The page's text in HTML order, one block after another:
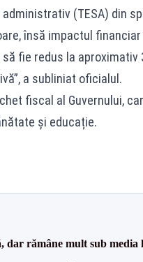
(TESA) din
însă impactul financiar
fie redus la aproximativ
a subliniat oficialul.
fiscal al Guvernului,
și educație.
dar rămâne mult sub media